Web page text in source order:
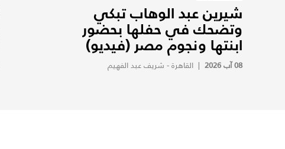
شيرين عبد الوهاب تبكي
وتضحك في حفلها بحضور
ابنتها ونجوم مصر (فيديو)
08 آب 2026 | القاهرة - شريف عبد الفهيم